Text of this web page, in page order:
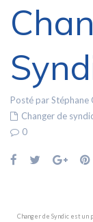
Posté par
Changer de
0
Changer de Syndic est